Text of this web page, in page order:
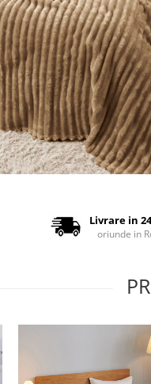
Livrare in
oriunde in